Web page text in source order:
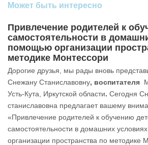
Может быть интересно
Привлечение родителей к
самостоятельности в
помощью организации
методике Монтессори
Дорогие друзья, мы рады вновь
Снежану Станиславовну, воспитателя
Усть-Кута, Иркутской области. Сегодня
станиславовна предлагает вашему
«Привлечение родителей к обучению
самостоятельности в домашних
организации пространства по методике